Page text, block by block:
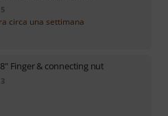
5
circa una settimana
Finger & connecting nut
3